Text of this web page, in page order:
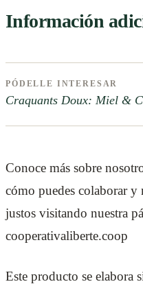
Información
PÓDELLE INTERESAR
Craquants Doux: Miel &
Conoce más sobre
cómo puedes colaborar y
justos visitando nuestra
cooperativaliberte.coop
Este producto se elabora